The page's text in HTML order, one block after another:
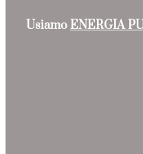
UsiamoENERGIA